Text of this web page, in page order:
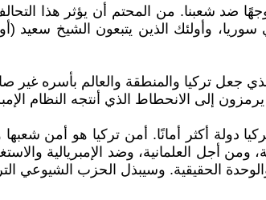
ضد شعبنا. من المحتم أن يؤثر هذا
وأولئك الذين يتبعون الشيخ سعيد
جعل تركيا والمنطقة والعالم بأسره غير
إلى الانحطاط الذي أنتجه النظام
دولة أكثر أمانًا. أمن تركيا هو أمن
أجل العلمانية، وضد الإمبريالية